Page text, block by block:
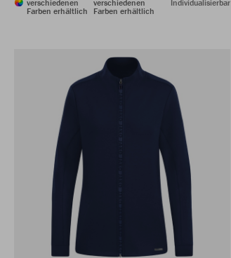
verschiedenen
Farben erhältlich
verschiedenen
Farben erhältlich
Individualisierbar